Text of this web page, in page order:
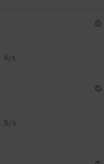
: 4/5
: 5/5